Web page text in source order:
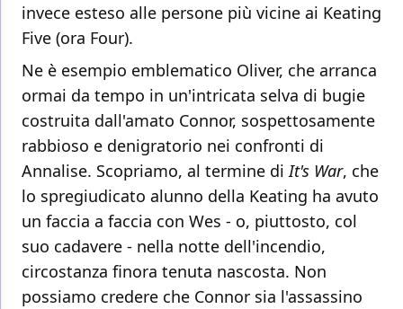
invece esteso alle persone più vicine ai Keating
Five (ora Four).
Ne è esempio emblematico Oliver, che arranca
ormai da tempo in un'intricata selva di bugie
costruita dall'amato Connor, sospettosamente
rabbioso e denigratorio nei confronti di
Annalise. Scopriamo, al termine diIt's War, che
lo spregiudicato alunno della Keating ha avuto
un faccia a faccia con Wes - o, piuttosto, col
suo cadavere - nella notte dell'incendio,
circostanza finora tenuta nascosta. Non
possiamo credere che Connor sia l'assassino